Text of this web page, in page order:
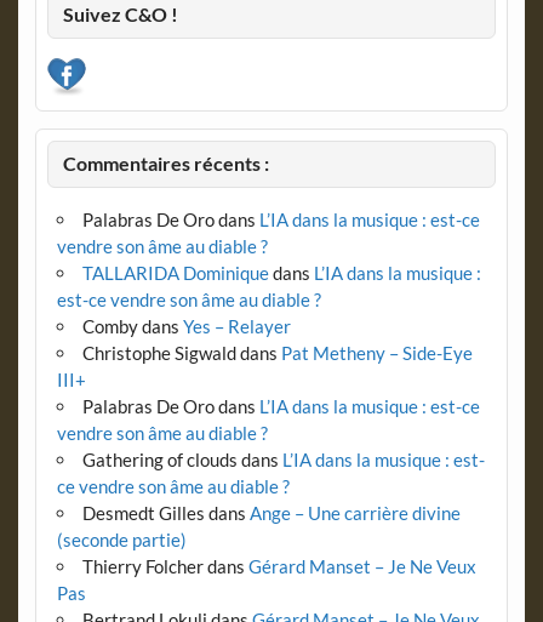
Suivez C&O !
Commentaires récents :
Palabras De Orodans L’IA dans la musique : est-ce
vendre son âme au diable ?
TALLARIDA Dominiquedans L’IA dans la musique :
est-ce vendre son âme au diable ?
Combydans Yes – Relayer
Christophe Sigwalddans Pat Metheny – Side-Eye
III+
Palabras De Orodans L’IA dans la musique : est-ce
vendre son âme au diable ?
Gathering of clouds dans L’IA dans la musique : est-
ce vendre son âme au diable ?
Desmedt Gilles dans Ange – Une carrière divine
(seconde partie)
Thierry Folcherdans Gérard Manset – Je Ne Veux
Pas